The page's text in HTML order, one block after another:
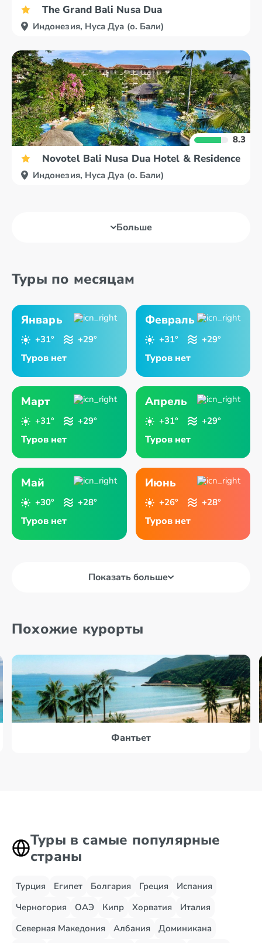
The Grand Bali Nusa Dua
Индонезия, Нуса Дуа (о. Бали)
8.3
Novotel Bali Nusa Dua Hotel & Residences
Индонезия, Нуса Дуа (о. Бали)
Больше
Туры по месяцам
Январь
+31° +29°
Туров нет
Февраль
+31° +29°
Туров нет
Март
+31° +29°
Туров нет
Апрель
+31° +29°
Туров нет
Май
+30° +28°
Туров нет
Июнь
+26° +28°
Туров нет
Показать больше
Похожие курорты
Фантьет
Туры в самые популярные
страны
Турция Египет Болгария Греция
Испания
Черногория
ОАЭ Кипр Хорватия
Италия
Северная Македония
Албания Доминикана